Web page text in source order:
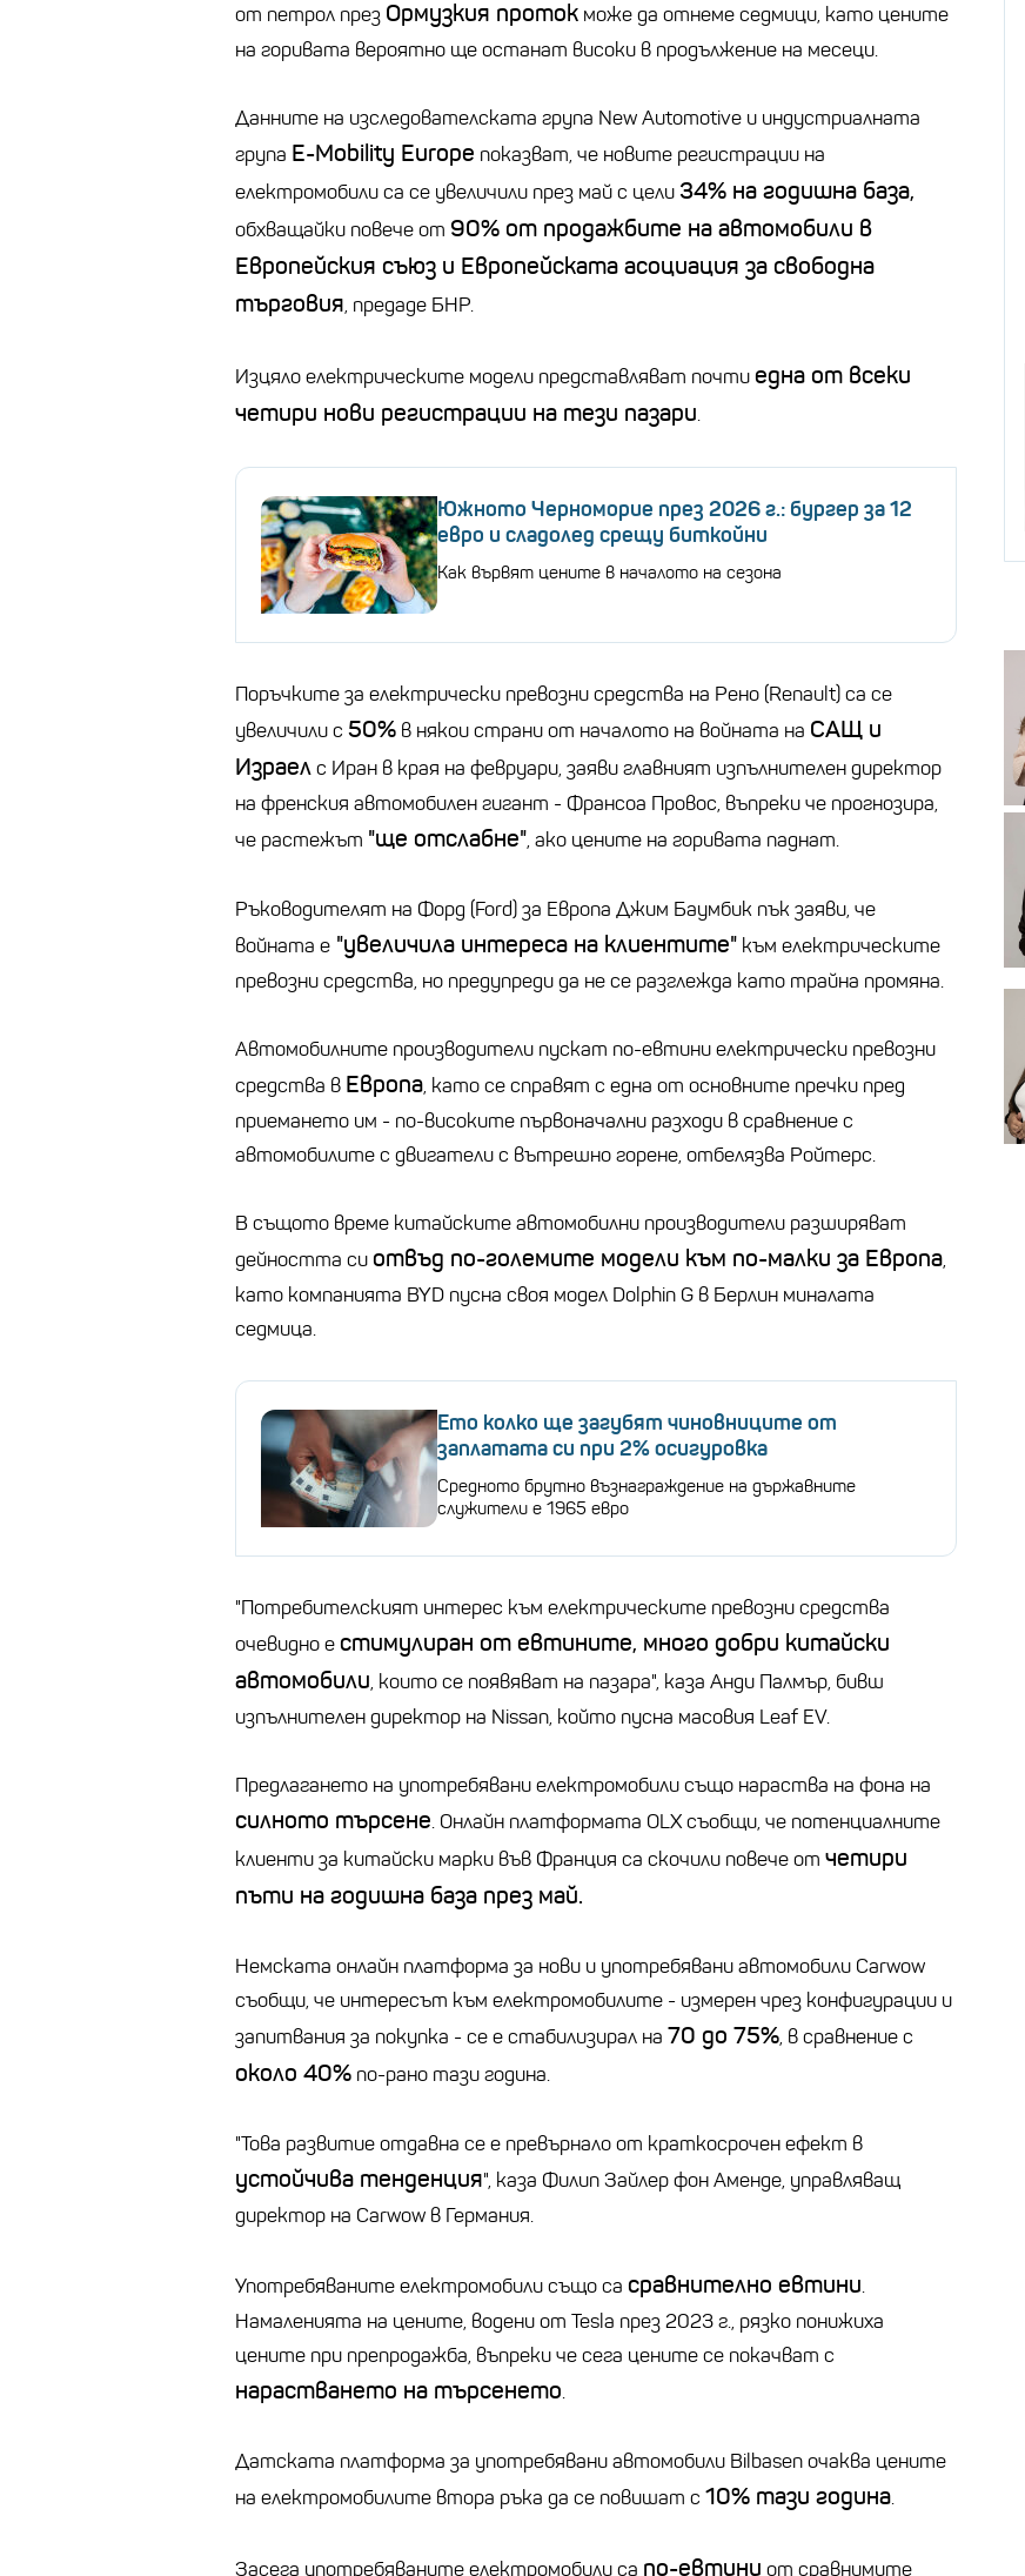
от петрол през Ормузкия проток може да отнеме седмици, като цените
на горивата вероятно ще останат високи в продължение на месеци.
Данните на изследователската група New Automotive и индустриалната
група E-Mobility Europe показват, че новите регистрации на
електромобили са се увеличили през май с цели 34% на годишна база,
обхващайки повече от 90% от продажбите на автомобили в
Европейския съюз и Европейската асоциация за свободна
търговия, предаде БНР.
Изцяло електрическите модели представляват почтиедна от всеки
четири нови регистрации на тези пазари.
Южното Черноморие през 2026 г.: бургер за 12
евро и сладолед срещу биткойни
Как вървят цените в началото на сезона
Поръчките за електрически превозни средства на Рено (Renault) са се
увеличили с 50% в някои страни от началото на войната на САЩ и
Израелс Иран в края на февруари, заяви главният изпълнителен директор
на френския автомобилен гигант - Франсоа Провос, въпреки че прогнозира,
че растежът "ще отслабне", ако цените на горивата паднат.
Ръководителят на Форд (Ford) за Европа Джим Баумбик пък заяви, че
войната е "увеличила интереса на клиентите" към електрическите
превозни средства, но предупреди да не се разглежда като трайна промяна.
Автомобилните производители пускат по-евтини електрически превозни
средства в Европа, като се справят с една от основните пречки пред
приемането им - по-високите първоначални разходи в сравнение с
автомобилите с двигатели с вътрешно горене, отбелязва Ройтерс.
В същото време китайските автомобилни производители разширяват
дейността си отвъд по-големите модели към по-малки за Европа,
като компанията BYD пусна своя модел Dolphin G в Берлин миналата
седмица.
Ето колко ще загубят чиновниците от
заплатата си при 2% осигуровка
Средното брутно възнаграждение на държавните
служители е 1965 евро
"Потребителският интерес към електрическите превозни средства
очевидно естимулиран от евтините, много добри китайски
автомобили, които се появяват на пазара", каза Анди Палмър, бивш
изпълнителен директор на Nissan, който пусна масовия Leaf EV.
Предлагането на употребявани електромобили също нараства на фона на
силното търсене. Онлайн платформата OLX съобщи, че потенциалните
клиенти за китайски марки във Франция са скочили повече от четири
пъти на годишна база през май.
Немската онлайн платформа за нови и употребявани автомобили Carwow
съобщи, че интересът към електромобилите - измерен чрез конфигурации и
запитвания за покупка - се е стабилизирал на 70 до 75%, в сравнение с
около 40% по-рано тази година.
"Това развитие отдавна се е превърнало от краткосрочен ефект в
устойчива тенденция", каза Филип Зайлер фон Аменде, управляващ
директор на Carwow в Германия.
Употребяваните електромобили също са сравнително евтини.
Намаленията на цените, водени от Tesla през 2023 г., рязко понижиха
цените при препродажба, въпреки че сега цените се покачват с
нарастването на търсенето.
Датската платформа за употребявани автомобили Bilbasen очаква цените
на електромобилите втора ръка да се повишат с 10% тази година.
Засега употребяваните електромобили са по-евтини от сравнимите